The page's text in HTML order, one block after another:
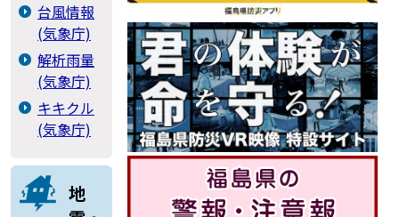
台風情報
(気象庁)
解析雨量
(気象庁)
キキクル
(気象庁)
地